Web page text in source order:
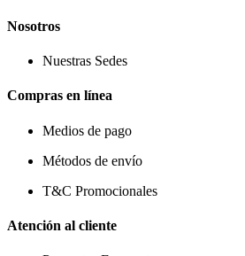
Nosotros
Nuestras Sedes
Compras en línea
Medios de pago
Métodos de envío
T&C Promocionales
Atención al cliente